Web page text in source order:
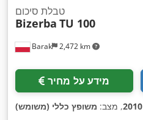
Barak 2,472 km
טבלת סיכום
Bizerba TU 100
מידע על מחיר
2010, מצב: משופץ כללי (משומש)